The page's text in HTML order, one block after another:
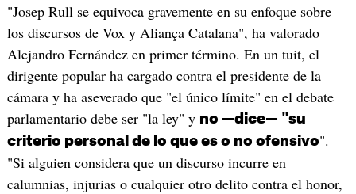
"Josep Rull se equivoca gravemente en su enfoque sobre
los discursos de Vox y Aliança Catalana", ha valorado
Alejandro Fernández en primer término. En un tuit, el
dirigente popular ha cargado contra el presidente de la
cámara y ha aseverado que "el único límite" en el debate
parlamentario debe ser "la ley" y no —dice— "su
criterio personal de lo que es o no ofensivo".
"Si alguien considera que un discurso incurre en
calumnias, injurias o cualquier otro delito contra el honor,